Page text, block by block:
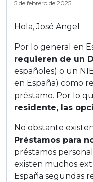
5 de febrero de 2025
Hola, José Angel
Por lo general en
requieren de un
españoles) o un
en España) como
préstamo. Por lo
residente, las
No obstante
Préstamos para
préstamos
existen muchos
España segundas